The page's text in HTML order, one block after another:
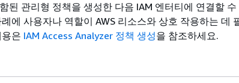
된 관리형 정책을 생성한 다음 IAM 엔터티에 연결할 수
에 사용자나 역할이 AWS 리소스와 상호 작용하는 데
은 IAM Access Analyzer 정책 생성을 참조하세요.